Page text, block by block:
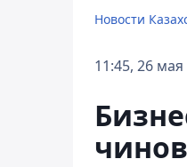
Новости
11:45, 26 мая